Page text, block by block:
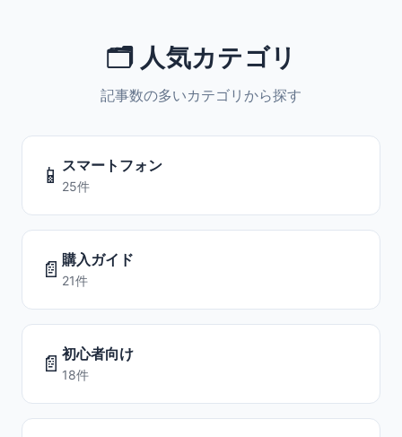
🗂️ 人気カテゴリ
記事数の多いカテゴリから探す
📱 スマートフォン
25件
📄 購入ガイド
21件
📄 初心者向け
18件